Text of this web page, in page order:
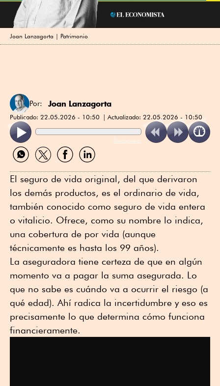
Joan Lanzagorta | Patrimonio
Por: Joan Lanzagorta
Publicado: 22.05.2026 - 10:50 Actualizado: 22.05.2026 - 10:50
ReadSpeaker
Compartir
por
Compartir
por
Compartir
por
Compartir
por
El seguro de vida original, del que derivaron
los demás productos, es el ordinario de vida,
también conocido como seguro de vida entera
o vitalicio. Ofrece, como su nombre lo indica,
una cobertura de por vida (aunque
técnicamente es hasta los 99 años).
La aseguradora tiene certeza de que en algún
momento va a pagar la suma asegurada. Lo
que no sabe es cuándo va a ocurrir el riesgo (a
qué edad). Ahí radica la incertidumbre y eso es
precisamente lo que determina cómo funciona
financieramente.